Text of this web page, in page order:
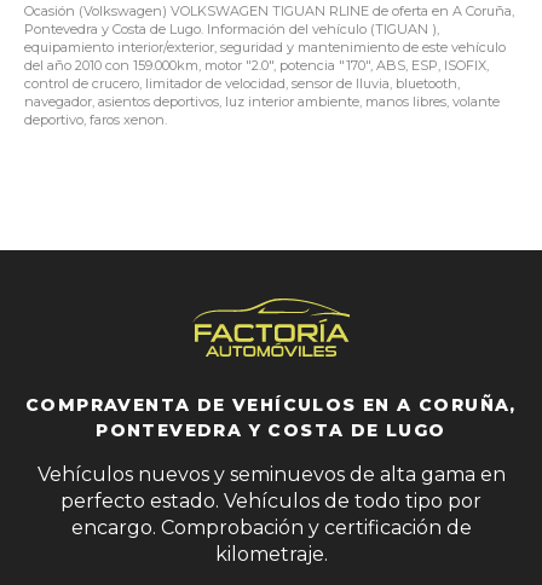
Ocasión (Volkswagen) VOLKSWAGEN TIGUAN RLINE de oferta en A Coruña,
Pontevedra y Costa de Lugo. Información del vehículo (TIGUAN ),
equipamiento interior/exterior, seguridad y mantenimiento de este vehículo
del año 2010 con 159.000km, motor "2.0", potencia "170", ABS, ESP, ISOFIX,
control de crucero, limitador de velocidad, sensor de lluvia, bluetooth,
navegador, asientos deportivos, luz interior ambiente, manos libres, volante
deportivo, faros xenon.
COMPRAVENTA DE VEHÍCULOS EN A CORUÑA,
PONTEVEDRA Y COSTA DE LUGO
Vehículos nuevos y seminuevos de alta gama en
perfecto estado. Vehículos de todo tipo por
encargo. Comprobación y certificación de
kilometraje.